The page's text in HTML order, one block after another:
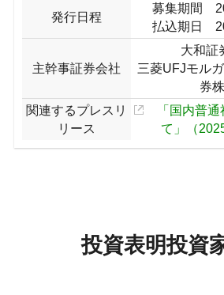
発行日程
募集期間
払込期日
主幹事証券会社
大和証
三菱UFJモル
券
関連するプレスリ
リース
「国内普
て」（
投資表明投資